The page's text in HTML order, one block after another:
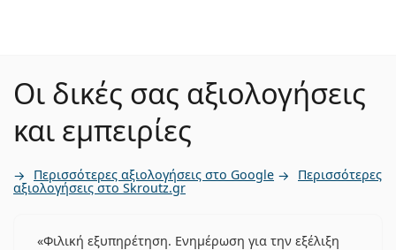
Οι δικές σας αξιολογήσεις
και εμπειρίες
Περισσότερες αξιολογήσεις στο Google Περισσότερες
αξιολογήσεις στο Skroutz.gr
Φιλική εξυπηρέτηση. Ενημέρωση για την εξέλιξη